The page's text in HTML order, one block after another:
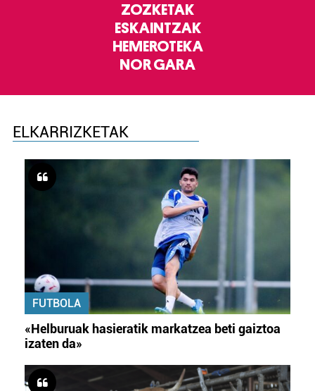
ZOZKETAK
ESKAINTZAK
HEMEROTEKA
NOR GARA
ELKARRIZKETAK
FUTBOLA
«Helburuak hasieratik markatzea beti gaiztoa
izaten da»